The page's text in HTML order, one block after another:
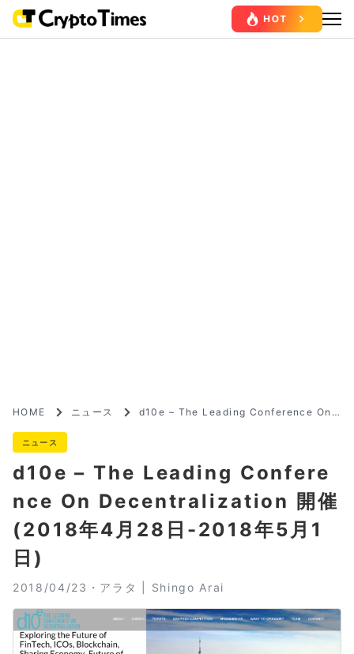
HOME ニュース
d10e – The Leading Conference On
ニュース
d10e – The Leading Confere
nce On Decentralization 開催
(2018年4月28日-2018年5月1
日)
2018/04/23・ アラタ | Shingo Arai